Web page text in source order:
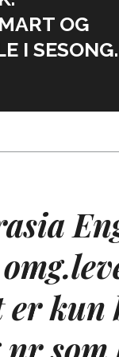
OG
I SESONG.
er kun
som